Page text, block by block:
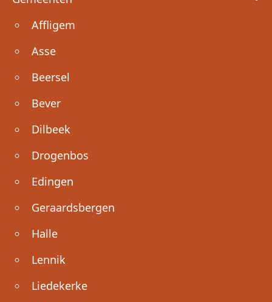
Affligem
Asse
Beersel
Bever
Dilbeek
Drogenbos
Edingen
Geraardsbergen
Halle
Lennik
Liedekerke